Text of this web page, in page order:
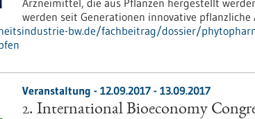
Arzneimittel, die aus Pflanzen hergestellt
werden seit Generationen innovative
bw.de/fachbeitrag/dossier/
Veranstaltung - 12.09.2017- 13.09.2017
2. International Bioeconomy